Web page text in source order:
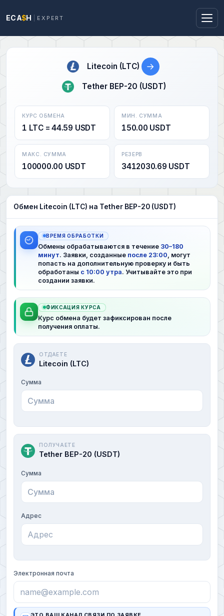
ECA$H EXPERT
Litecoin (LTC) →
Tether BEP-20 (USDT)
КУРС ОБМЕНА
1 LTC = 44.59 USDT
МИН. СУММА
150.00 USDT
МАКС. СУММА
100000.00 USDT
РЕЗЕРВ
3412030.69 USDT
Обмен Litecoin (LTC) на Tether BEP-20 (USDT)
ВРЕМЯ ОБРАБОТКИ
Обмены обрабатываются в течение 30–180
минут. Заявки, созданные после 23:00 , могут
попасть на дополнительную проверку и быть
обработаны с 10:00 утра. Учитывайте это при
создании заявки.
ФИКСАЦИЯ КУРСА
Курс обмена будет зафиксирован после
получения оплаты.
ОТДАЕТЕ
Litecoin (LTC)
Сумма
ПОЛУЧАЕТЕ
Tether BEP-20 (USDT)
Сумма
Адрес
Электронная почта